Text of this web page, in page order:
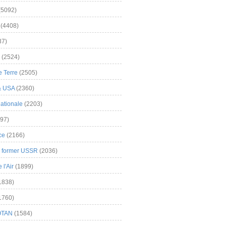
(2524)
Terre (2505)
USA(2360)
(2203)
(2166)
USSR (2036)
l'Air (1899)
(1584)